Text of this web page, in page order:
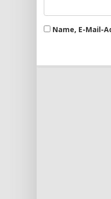
Name, E-Mail-